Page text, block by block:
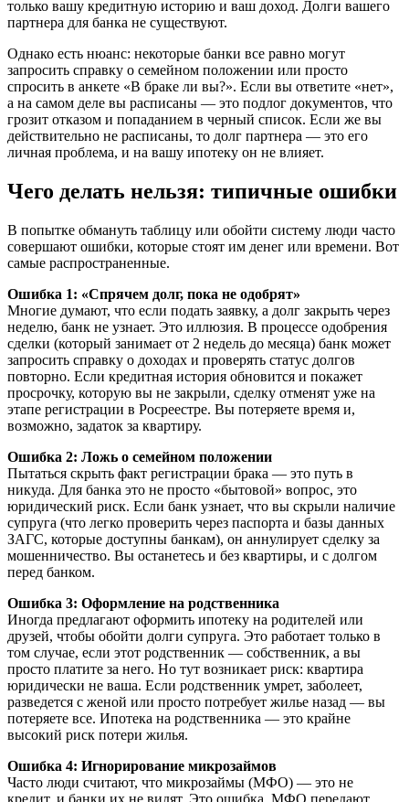
только вашу кредитную историю и ваш доход. Долги вашего
партнера для банка не существуют.
Однако есть нюанс: некоторые банки все равно могут
запросить справку о семейном положении или просто
спросить в анкете «В браке ли вы?». Если вы ответите «нет»,
а на самом деле вы расписаны — это подлог документов, что
грозит отказом и попаданием в черный список. Если же вы
действительно не расписаны, то долг партнера — это его
личная проблема, и на вашу ипотеку он не влияет.
Чего делать нельзя: типичные ошибки
В попытке обмануть таблицу или обойти систему люди часто
совершают ошибки, которые стоят им денег или времени. Вот
самые распространенные.
Ошибка 1: «Спрячем долг, пока не одобрят»
Многие думают, что если подать заявку, а долг закрыть через
неделю, банк не узнает. Это иллюзия. В процессе одобрения
сделки (который занимает от 2 недель до месяца) банк может
запросить справку о доходах и проверять статус долгов
повторно. Если кредитная история обновится и покажет
просрочку, которую вы не закрыли, сделку отменят уже на
этапе регистрации в Росреестре. Вы потеряете время и,
возможно, задаток за квартиру.
Ошибка 2: Ложь о семейном положении
Пытаться скрыть факт регистрации брака — это путь в
никуда. Для банка это не просто «бытовой» вопрос, это
юридический риск. Если банк узнает, что вы скрыли наличие
супруга (что легко проверить через паспорта и базы данных
ЗАГС, которые доступны банкам), он аннулирует сделку за
мошенничество. Вы останетесь и без квартиры, и с долгом
перед банком.
Ошибка 3: Оформление на родственника
Иногда предлагают оформить ипотеку на родителей или
друзей, чтобы обойти долги супруга. Это работает только в
том случае, если этот родственник — собственник, а вы
просто платите за него. Но тут возникает риск: квартира
юридически не ваша. Если родственник умрет, заболеет,
разведется с женой или просто потребует жилье назад — вы
потеряете все. Ипотека на родственника — это крайне
высокий риск потери жилья.
Ошибка 4: Игнорирование микрозаймов
Часто люди считают, что микрозаймы (МФО) — это не
кредит, и банки их не видят. Это ошибка. МФО передают